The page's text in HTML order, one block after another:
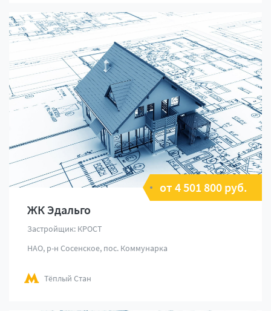
от 4 501 800 руб.
ЖК Эдальго
Застройщик: КРОСТ
НАО, р-н Сосенское, пос. Коммунарка
Тёплый Стан